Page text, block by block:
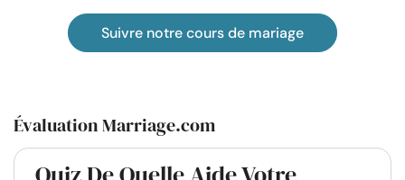
Suivre notre cours de mariage
Évaluation Marriage.com